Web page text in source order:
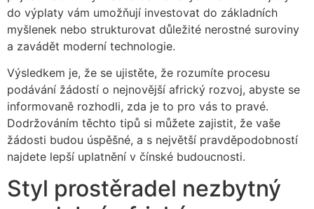
do výplaty vám umožňují investovat do základních
myšlenek nebo strukturovat důležité nerostné suroviny
a zavádět moderní technologie.
Výsledkem je, že se ujistěte, že rozumíte procesu
podávání žádostí o nejnovější africký rozvoj, abyste se
informovaně rozhodli, zda je to pro vás to pravé.
Dodržováním těchto tipů si můžete zajistit, že vaše
žádosti budou úspěšné, a s největší pravděpodobností
najdete lepší uplatnění v čínské budoucnosti.
Styl prostěradel nezbytný